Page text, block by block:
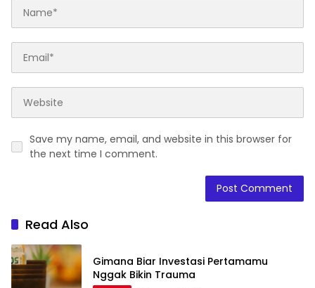
Save my name, email, and website in this browser for
the next time I comment.
Read Also
Gimana Biar Investasi Pertamamu
Nggak Bikin Trauma